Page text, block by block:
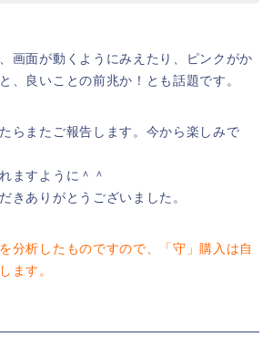
画面が動くようにみえたり、ピンクがか
、良いことの前兆か！とも話題です。
らまたご報告します。今から楽しみで
ますように＾＾
きありがとうございました。
分析したものですので、「守」購入は自
ます。